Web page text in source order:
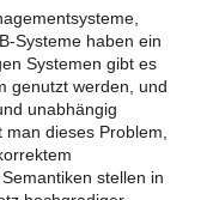
Systeme haben ein
Systemen gibt es
genutzt werden, und
unabhängig
dieses Problem,
stellen in